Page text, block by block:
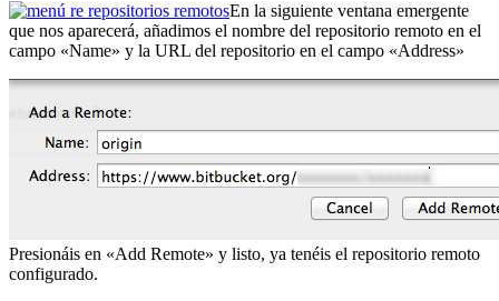
En la siguiente ventana emergente
que nos aparecerá, añadimos el nombre del repositorio remoto en el
campo «Name» y la URL del repositorio en el campo «Address»
Presionáis en «Add Remote» y listo, ya tenéis el repositorio remoto
configurado.